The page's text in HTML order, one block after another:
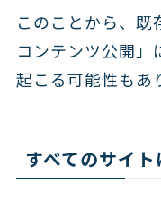
このことから、既
コンテンツ公開
起こる可能性もあ
すべてのサイ